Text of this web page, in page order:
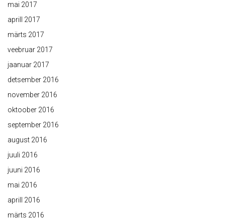
mai 2017
aprill 2017
märts 2017
veebruar 2017
jaanuar 2017
detsember 2016
november 2016
oktoober 2016
september 2016
august 2016
juuli 2016
juuni 2016
mai 2016
aprill 2016
märts 2016